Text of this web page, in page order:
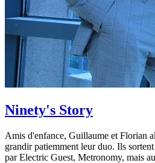
Ninety's Story
Amis d'enfance, Guillaume et Florian
grandir patiemment leur duo. Ils
par Electric Guest, Metronomy, mais